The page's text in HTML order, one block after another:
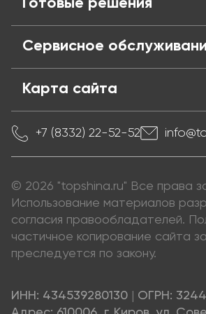
Готовые решения
Сервисное
Карта сайта
+7 (8332) 22-52-52
© 2026 "topshina.ru" Все права
Использование материалов
согласия правообладателей.
частичное копирование сайта
преследуется по закону.
ИНН: 434539280130 ОГРН: